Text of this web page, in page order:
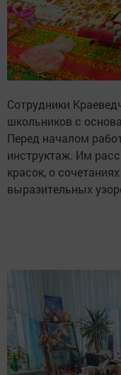
Сотрудники
школьников с
Перед началом
инструктаж. Им
красок, о
выразительных